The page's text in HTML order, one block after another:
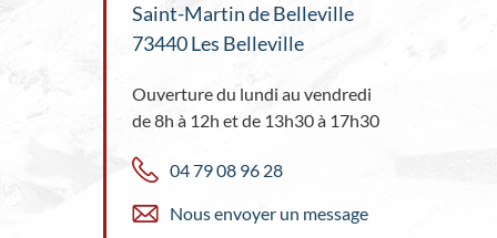
Saint-Martin de Belleville
73440 Les Belleville
Ouverture du lundi au vendredi
de 8h à 12h et de 13h30 à 17h30
04 79 08 96 28
Nous envoyer un message